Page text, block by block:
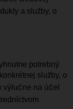
a služby, o
potrebný
služby, o
výlučne na účel